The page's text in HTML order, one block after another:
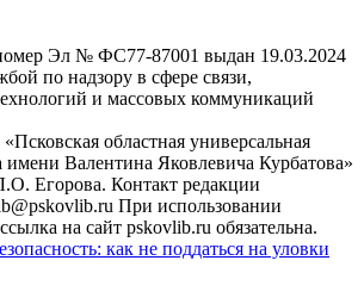
Эл № ФС77-87001 выдан 19.03.2024
по надзору в сфере связи,
и массовых коммуникаций
областная универсальная
имени Валентина Яковлевича Курбатова»
Егорова. Контакт редакции
При использовании
на сайт pskovlib.ru обязательна.
как не поддаться на уловки